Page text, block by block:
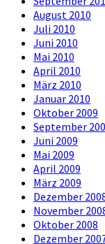
August 2010
Juli 2010
Juni 2010
Mai 2010
April 2010
März 2010
Januar 2010
Oktober 2009
September
Juni 2009
Mai 2009
April 2009
März 2009
Dezember
November
Oktober 2008
Dezember